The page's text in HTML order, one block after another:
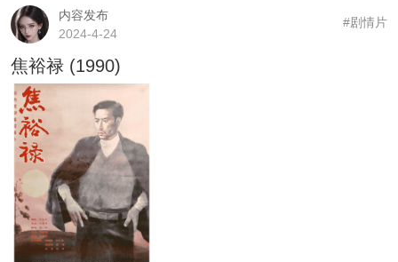
内容发布
2024-4-24
#剧情片
焦裕禄 (1990)